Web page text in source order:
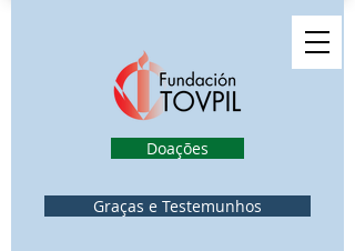
Graças e Testemunhos
Doações